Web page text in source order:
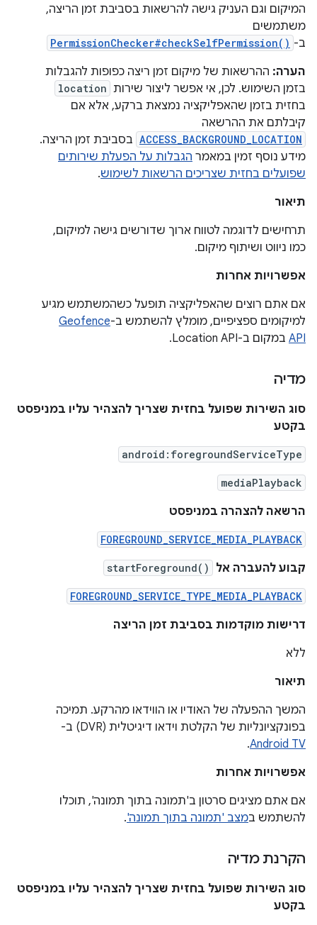
המיקום וגם העניק גישה להרשאות בסביבת זמן הריצה,
משתמשים
ב- PermissionChecker#checkSelfPermission()
הערה: ההרשאות של מיקום זמן ריצה כפופות להגבלות
בזמן השימוש. לכן, אי אפשר ליצור שירות location
בחזית בזמן שהאפליקציה נמצאת ברקע, אלא אם
קיבלתם את ההרשאה
ACCESS_BACKGROUND_LOCATION בסביבת זמן הריצה.
מידע נוסף זמין במאמר הגבלות על הפעלת שירותים
שפועלים בחזית שצריכים הרשאות לשימוש.
תיאור
תרחישים לדוגמה לטווח ארוך שדורשים גישה למיקום,
כמו ניווט ושיתוף מיקום.
אפשרויות אחרות
אם אתם רוצים שהאפליקציה תופעל כשהמשתמש מגיע
למיקומים ספציפיים, מומלץ להשתמש ב-Geofence
API במקום ב-Location API.
מדיה
סוג השירות שפועל בחזית שצריך להצהיר עליו במניפסט
בקטע
android:foregroundServiceType
mediaPlayback
הרשאה להצהרה במניפסט
FOREGROUND_SERVICE_MEDIA_PLAYBACK
קבוע להעברה אל startForeground()
FOREGROUND_SERVICE_TYPE_MEDIA_PLAYBACK
דרישות מוקדמות בסביבת זמן הריצה
ללא
תיאור
המשך ההפעלה של האודיו או הווידאו מהרקע. תמיכה
בפונקציונליות של הקלטת וידאו דיגיטלית (DVR) ב-
Android TV
.
אפשרויות אחרות
אם אתם מציגים סרטון ב'תמונה בתוך תמונה', תוכלו
להשתמש במצב 'תמונה בתוך תמונה'.
הקרנת מדיה
סוג השירות שפועל בחזית שצריך להצהיר עליו במניפסט
בקטע